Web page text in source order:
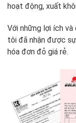
hoạt động, xuất
Với những lợi ích và
tôi đã nhận được
hóa đơn đỏ giá rẻ.